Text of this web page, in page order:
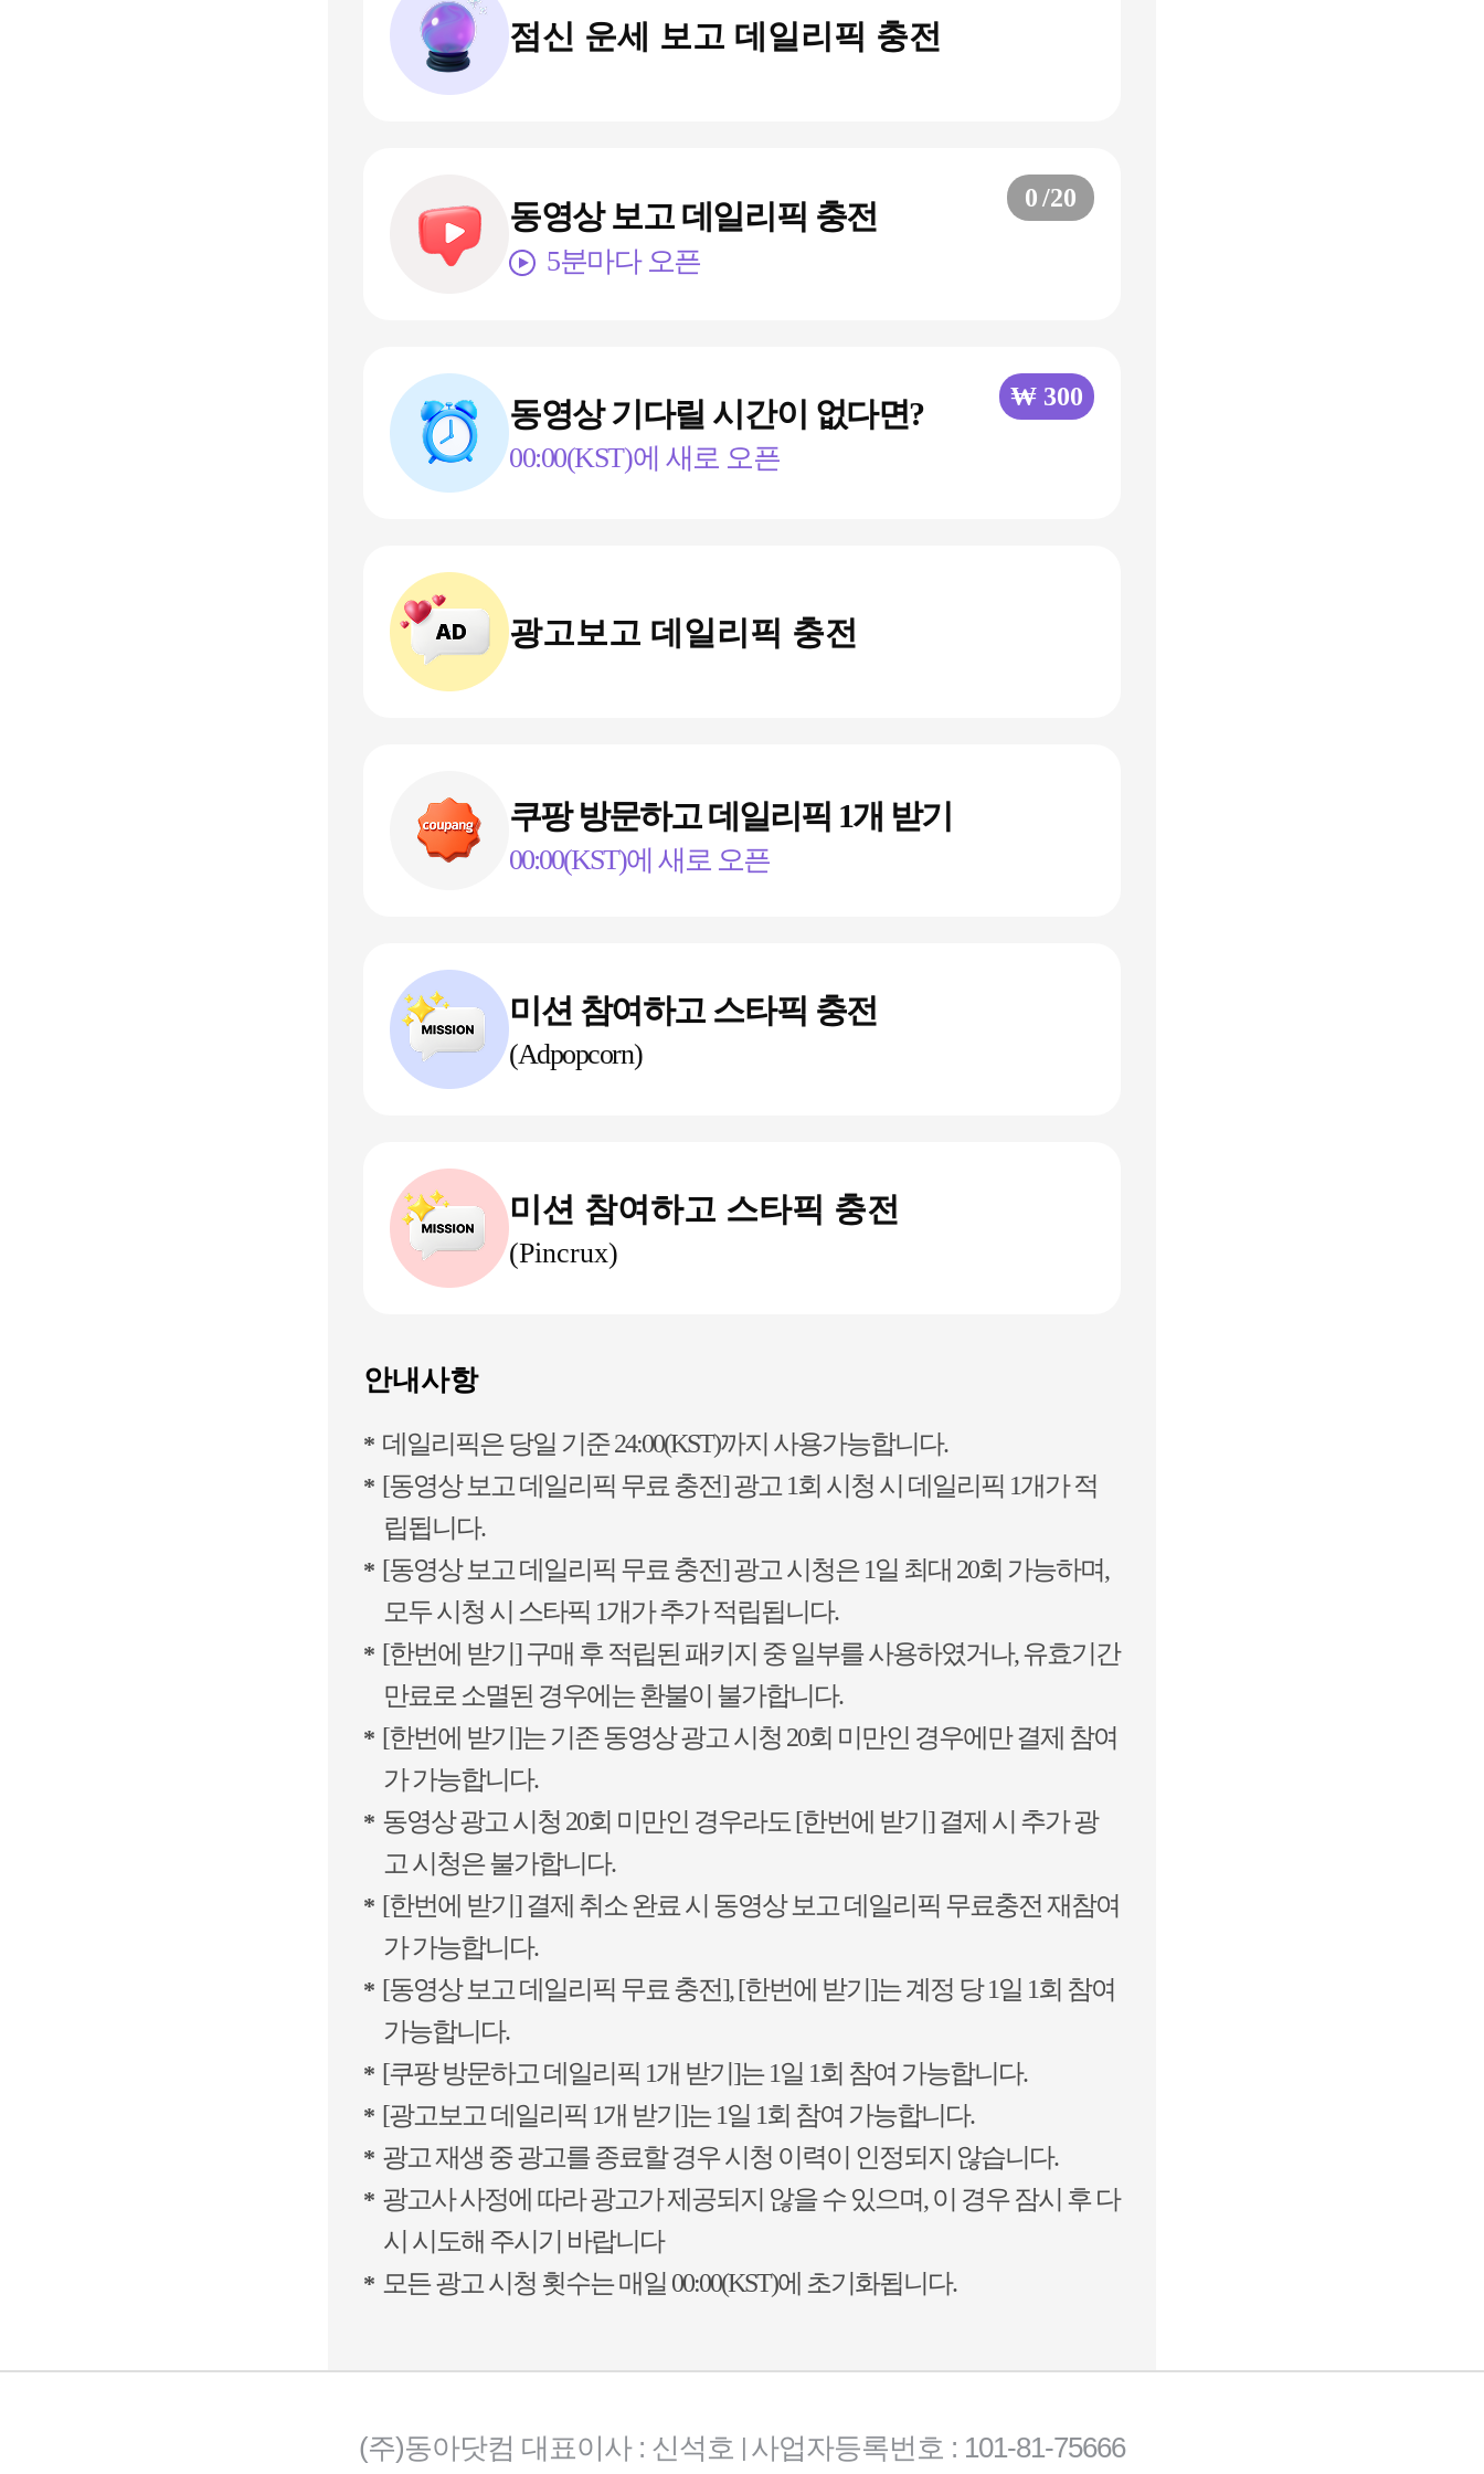
점신 운세 보고 데일리픽 충전
동영상 보고 데일리픽 충전
5분마다 오픈
0/20
₩ 300
동영상 기다릴 시간이 없다면?
00:00(KST)에 새로 오픈
광고보고 데일리픽 충전
쿠팡 방문하고 데일리픽 1개 받기
00:00(KST)에 새로 오픈
미션 참여하고 스타픽 충전
(Adpopcorn)
미션 참여하고 스타픽 충전
(Pincrux)
안내사항
* 데일리픽은 당일 기준 24:00(KST)까지 사용가능합니다.
* [동영상 보고 데일리픽 무료 충전] 광고 1회 시청 시 데일리픽 1개가 적
립됩니다.
* [동영상 보고 데일리픽 무료 충전] 광고 시청은 1일 최대 20회 가능하며,
모두 시청 시 스타픽 1개가 추가 적립됩니다.
* [한번에 받기] 구매 후 적립된 패키지 중 일부를 사용하였거나, 유효기간
만료로 소멸된 경우에는 환불이 불가합니다.
* [한번에 받기]는 기존 동영상 광고 시청 20회 미만인 경우에만 결제 참여
가 가능합니다.
* 동영상 광고 시청 20회 미만인 경우라도 [한번에 받기] 결제 시 추가 광
고 시청은 불가합니다.
* [한번에 받기] 결제 취소 완료 시 동영상 보고 데일리픽 무료충전 재참여
가 가능합니다.
* [동영상 보고 데일리픽 무료 충전], [한번에 받기]는 계정 당 1일 1회 참여
가능합니다.
* [쿠팡 방문하고 데일리픽 1개 받기]는 1일 1회 참여 가능합니다.
* [광고보고 데일리픽 1개 받기]는 1일 1회 참여 가능합니다.
* 광고 재생 중 광고를 종료할 경우 시청 이력이 인정되지 않습니다.
* 광고사 사정에 따라 광고가 제공되지 않을 수 있으며, 이 경우 잠시 후 다
시 시도해 주시기 바랍니다
* 모든 광고 시청 횟수는 매일 00:00(KST)에 초기화됩니다.
(주)동아닷컴 대표이사 : 신석호 | 사업자등록번호 : 101-81-75666